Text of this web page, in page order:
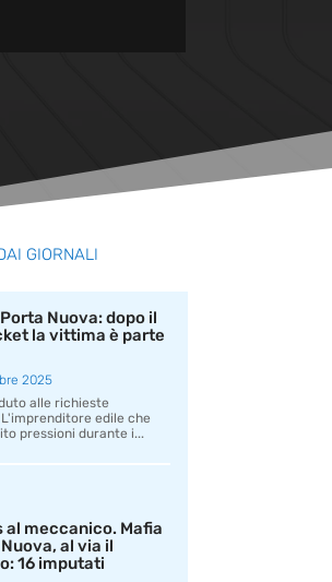
GIORNALI
Nuova: dopo il
la vittima è parte
2025
alle richieste
edile che
pressioni durante i...
al meccanico. Mafia
al via il
16 imputati